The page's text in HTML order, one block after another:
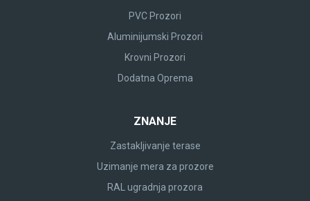
PVC Prozori
Aluminijumski Prozori
Krovni Prozori
Dodatna Oprema
ZNANJE
Zastakljivanje terase
Uzimanje mera za prozore
RAL ugradnja prozora